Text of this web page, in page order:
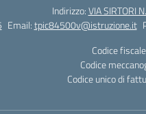
Indirizzo:VIA SIRTORI
Email:tpic84500v@istruzione.it
Codice
Codice
Codice unico di